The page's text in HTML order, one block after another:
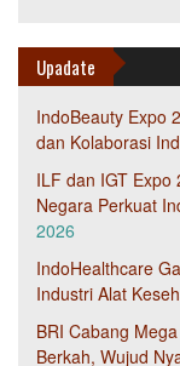
Upadate
IndoBeauty Expo
dan Kolaborasi
ILF dan IGT Expo
Negara Perkuat
2026
IndoHealthcare
Industri Alat
BRI Cabang
Berkah, Wujud